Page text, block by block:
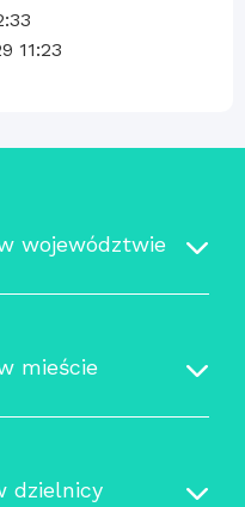
11:23
województwie
mieście
dzielnicy